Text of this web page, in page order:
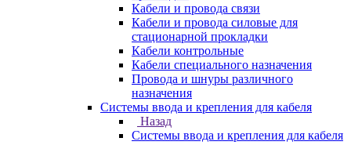
Кабели и провода связи
Кабели и провода силовые для
стационарной прокладки
Кабели контрольные
Кабели специального назначения
Провода и шнуры различного
назначения
Системы ввода и крепления для кабеля
Назад
Системы ввода и крепления для кабеля